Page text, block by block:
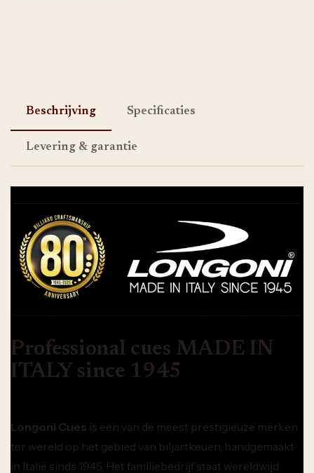
Beschrijving Specificaties
Levering & garantie
Professional cues MADE IN
ITALY since 1945
Longoni Cues is een van de meest prestigieuze merken
ter wereld op het gebied van biljartkeuen, handgemaakt
in Italië sinds 1945. Het familiebedrijf staat wereldwijd